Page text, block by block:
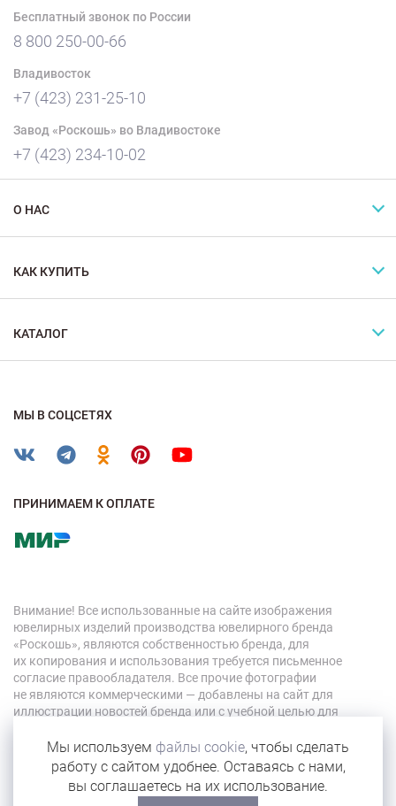
Бесплатный звонок по России
8 800 250-00-66
Владивосток
+7 (423) 231-25-10
Завод «Роскошь» во Владивостоке
+7 (423) 234-10-02
О НАС
КАК КУПИТЬ
КАТАЛОГ
МЫ В СОЦСЕТЯХ
ПРИНИМАЕМ К ОПЛАТЕ
Внимание! Все использованные на сайте изображения
ювелирных изделий производства ювелирного бренда
«Роскошь», являются собственностью бренда, для
их копирования и использования требуется письменное
согласие правообладателя. Все прочие фотографии
не являются коммерческими — добавлены на сайт для
иллюстрации новостей бренда или с учебной целью для
© 2026 «Роскошь»
Мы используем файлы cookie, чтобы сделать
работу с сайтом удобнее. Оставаясь с нами,
вы соглашаетесь на их использование.